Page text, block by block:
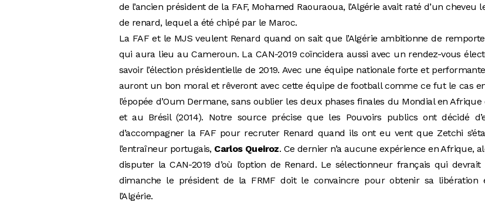
de l’ancien président de la FAF, Mohamed Raouraoua, l’Algérie avait raté d’un
de renard, lequel a été chipé par le Maroc.
La FAF et le MJS veulent Renard quand on sait que l’Algérie ambitionne de
qui aura lieu au Cameroun. La CAN-2019 coïncidera aussi avec un rendez-vous
savoir l’élection présidentielle de 2019. Avec une équipe nationale forte et
auront un bon moral et rêveront avec cette équipe de football comme ce fut le cas
l’épopée d’Oum Dermane, sans oublier les deux phases finales du Mondial en Afrique
et au Brésil (2014). Notre source précise que les Pouvoirs publics ont décidé
d’accompagner la FAF pour recruter Renard quand ils ont eu vent que Zetchi
l’entraîneur portugais, Carlos Queiroz. Ce dernier n’a aucune expérience en Afrique,
disputer la CAN-2019 d’où l’option de Renard. Le sélectionneur français qui devrait
dimanche le président de la FRMF doit le convaincre pour obtenir sa libération
l’Algérie.